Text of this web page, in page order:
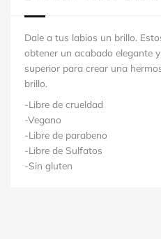
Dale a tus labios un brillo.
obtener un acabado elegante
superior para crear una
brillo.
-Libre de crueldad
-Vegano
-Libre de parabeno
-Libre de Sulfatos
-Sin gluten